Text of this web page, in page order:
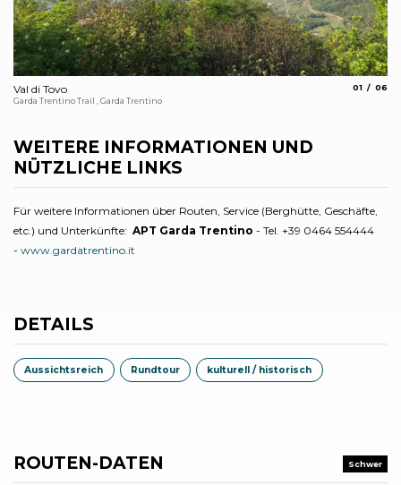
Val di Tovo
Garda Trentino Trail , Garda Trentino
01 06
WEITERE INFORMATIONEN UND
NÜTZLICHE LINKS
Für weitere Informationen über Routen, Service (Berghütte, Geschäfte,
etc.) und Unterkünfte: APT Garda Trentino - Tel. +39 0464 554444
- www.gardatrentino.it
DETAILS
Aussichtsreich Rundtour kulturell / historisch
ROUTEN-DATEN Schwer